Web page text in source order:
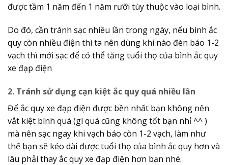
được tầm 1 năm đến 1 năm rưỡi tùy thuộc vào loại bình.
Do đó, cần tránh sạc nhiều lần trong ngày, nếu bình ắc
quy còn nhiều điện thì ta nên dùng khi nào đèn báo 1-2
vạch thì mới sạc để có thể tăng tuổi thọ của bình ắc quy
xe đạp điện
2. Tránh sử dụng cạn kiệt ắc quy quá nhiều lần
Để ắc quy xe đạp điện được bền nhất bạn không nên
vắt kiệt bình quá (gì quá cũng không tốt bạn nhỉ ^^ )
mà nên sạc ngay khi vạch báo còn 1-2 vạch, làm như
thế bạn sẽ kéo dài được tuổi thọ của bình ắc quy hơn và
lâu phải thay ắc quy xe đạp điện hơn bạn nhé.